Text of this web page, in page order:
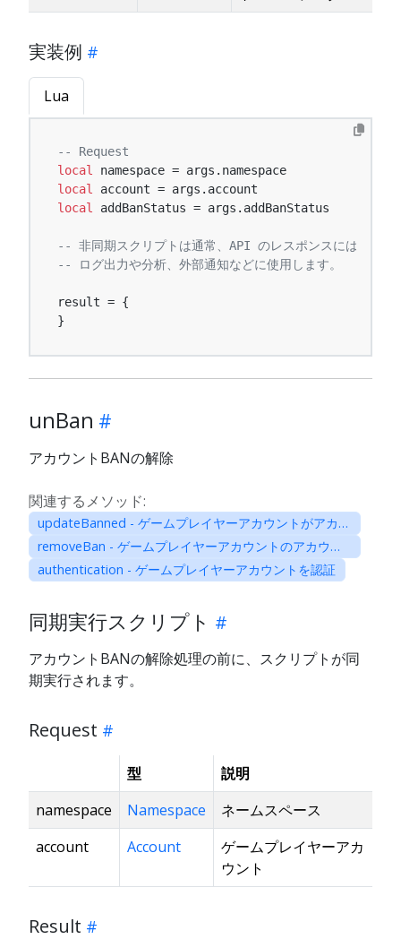
実装例
Lua
-- Request
local
local
local addBanStatus = args.addBanStatus
-- 非同期スクリプトは通常、API のレスポンスには影響を
-- ログ出力や分析、外部通知などに使用します。
result = {
}
unBan
アカウントBANの解除
関連するメソッド:
updateBanned - ゲームプレイヤーアカウントがアカウントBANされているかを更新
removeBan - ゲームプレイヤーアカウントのアカウントBANステータスを削除
authentication - ゲームプレイヤーアカウントを認証
同期実行スクリプト
アカウントBANの解除処理の前に、スクリプトが同
期実行されます。
Request
型
説明
namespace
Namespace
ネームスペース
account
Account
ゲームプレイヤーアカ
ウント
Result